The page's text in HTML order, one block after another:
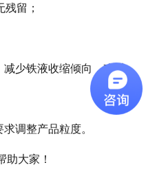
联系我们
残留；
少铁液收缩倾向，改进
调整产品粒度。
助大家！